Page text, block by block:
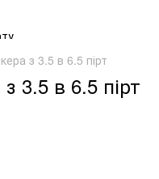
з 3.5 в 6.5 пірт
3.5 в 6.5 пірт